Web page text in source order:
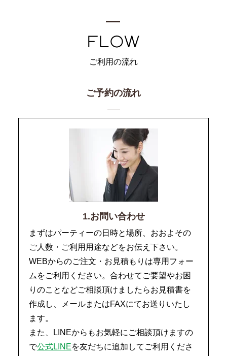
ご利用の流れ
ご予約の流れ
1.お問い合わせ
まずはパーティーの日時と場所、おおよその
ご人数・ご利用用途などをお伝え下さい。
WEBからのご注文・お見積もりは専用フォー
ムをご利用ください。合わせてご要望やお困
りのことなどご相談頂けましたらお見積書を
作成し、メールまたはFAXにてお送りいたし
ます。
また、LINEからもお気軽にご相談頂けますの
で公式LINEを友だちに追加してご利用くださ